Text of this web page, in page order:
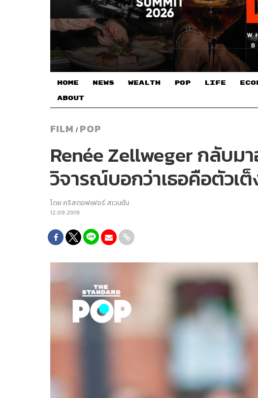
HOME NEWS WEALTH POP LIFE
ABOUT
FILM / POP
Renée Zellweger กลับ
วิจารณ์บอกว่าเธอคือตัวเ
โดย คริสตอฟเฟอร์ สเวนซัน
12.09.2019